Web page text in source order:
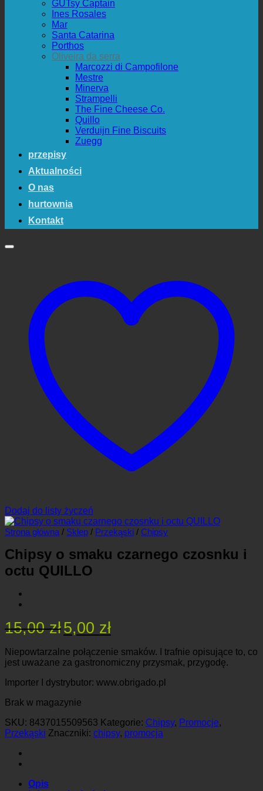
GUTsy Captain
Ines Rosales
Mar
Santa Catarina
Porthos
Oliveira da serra
Marcozzi di Campofilone
Mestre
Minerva
Strampelli
The Fine Cheese Co.
Quillo
Verduijn Fine Biscuits
Zuegg
przepisy
Aktualności
O nas
hurtownia
Kontakt
Dodaj do listy życzeń
Strona główna / Sklep / Przekąski / Chipsy
Chipsy o smaku czarnego czosnku i
octu QUILLO
15,00zł Pierwotna
cena
15,00 zł.
5,00 złcena
5,00 zł.
Niepowtarzalne połączenie smaków. I trafnie opisujące to, co
jest uważane za gastronomiczny przysmak, przygodę.
Importer I dystrybutor: www.obrigado.pl
Brak w magazynie
SKU: 8437015509563 Kategorie: Chipsy, Promocje,
Przekąski Znaczniki: chipsy, promocja
Opis